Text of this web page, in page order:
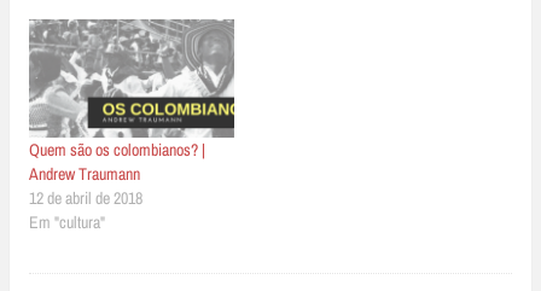
Quem são os colombianos? |
Andrew Traumann
12 de abril de 2018
Em "cultura"